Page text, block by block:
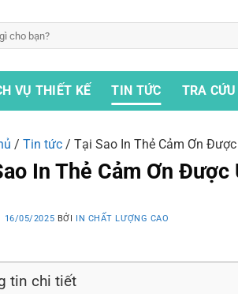
VỤ THIẾT KẾ TIN TỨC TRA
/ Tin tức/ Tại Sao In Thẻ Cảm Ơn
In Thẻ Cảm Ơn Được
16/05/2025 BỞI IN CHẤT LƯỢNG CAO
tin chi tiết